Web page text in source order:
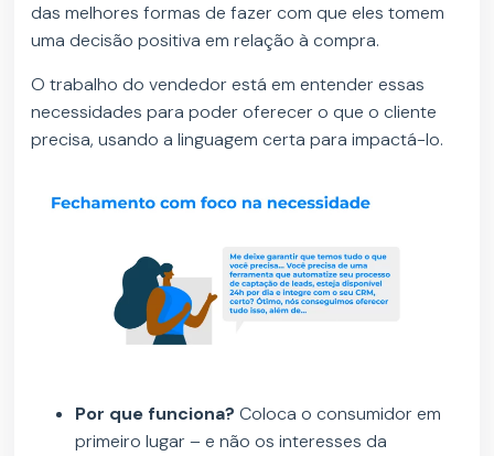
das melhores formas de fazer com que eles tomem
uma decisão positiva em relação à compra.
O trabalho do vendedor está em entender essas
necessidades para poder oferecer o que o cliente
precisa, usando a linguagem certa para impactá-lo.
Por que funciona? Coloca o consumidor em
primeiro lugar – e não os interesses da